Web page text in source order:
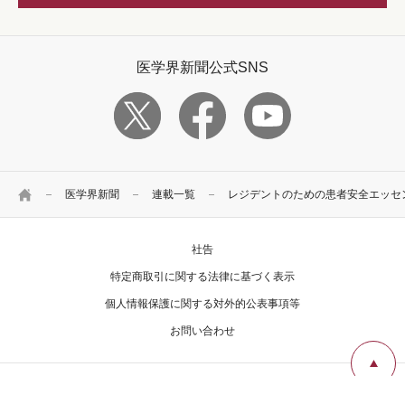
HOME 医学界新聞 連載一覧 レジデントのための患者安全エッセ
医学界新聞公式SNS
社告
特定商取引に関する法律に基づく表示
個人情報保護に関する対外的公表事項等
お問い合わせ